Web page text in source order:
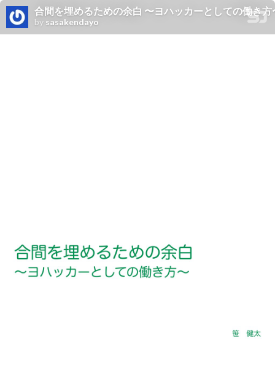
合間を埋めるための余白 〜ヨハッカーとしての働き方
by sasakendayo